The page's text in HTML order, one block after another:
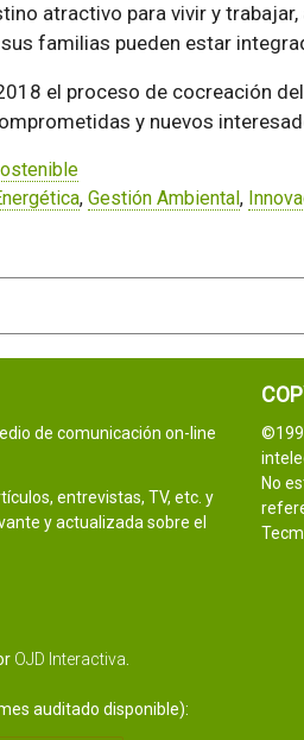
atractivo para vivir y trabajar,
familias pueden estar
el proceso de cocreación
y nuevos
, Gestión Ambiental,
de comunicación on-line
entrevistas, TV, etc. y
y actualizada sobre el
OJD Interactiva
auditado disponible):
No